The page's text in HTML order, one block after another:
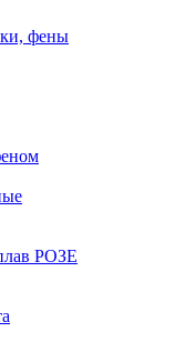
фены
РОЗЕ